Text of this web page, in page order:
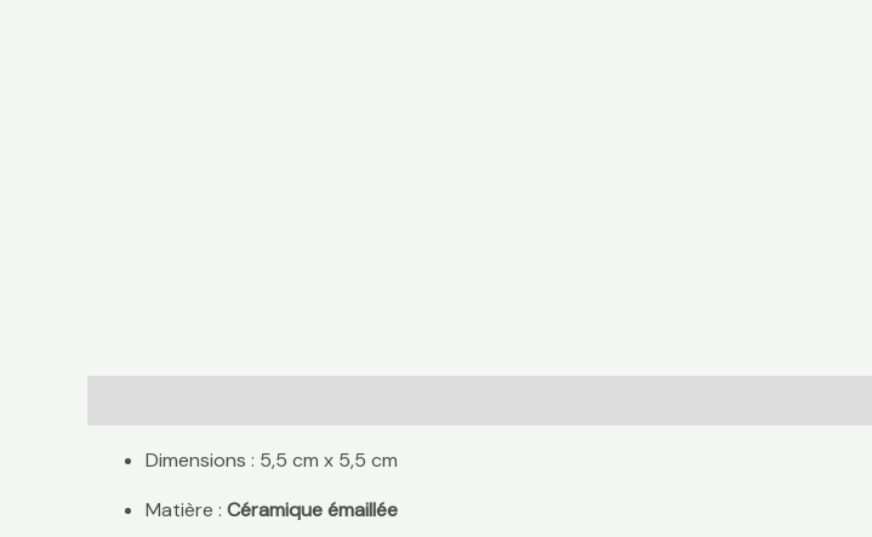
Dimensions : 5,5 cm x 5,5 cm
Matière : Céramique émaillée